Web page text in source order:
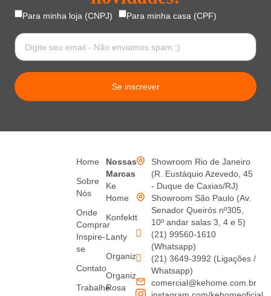
Para minha loja (CNPJ) Para minha casa (CPF)
Se inscrever
Home
Sobre
Nós
Onde
Comprar
Inspire-
se
Contato
Trabalhe
Nossas
Marcas
Ke
Home
Konfektt
Lanty
Organiz
Organiz
Rosa
Showroom Rio de Janeiro
(R. Eustáquio Azevedo, 45
- Duque de Caxias/RJ)
Showroom São Paulo (Av.
Senador Queirós nº305,
10º andar salas 3, 4 e 5)
(21) 99560-1610
(Whatsapp)
(21) 3649-3992 (Ligações /
Whatsapp)
comercial@kehome.com.br